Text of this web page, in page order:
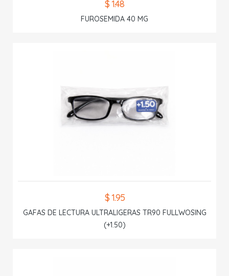
$ 1.48
FUROSEMIDA 40 MG
$ 1.95
GAFAS DE LECTURA ULTRALIGERAS TR90 FULLWOSING
(+1.50)